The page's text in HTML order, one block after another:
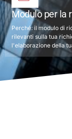
Modulo per la
Perché: il modulo di
rilevanti sulla tua
l'elaborazione della